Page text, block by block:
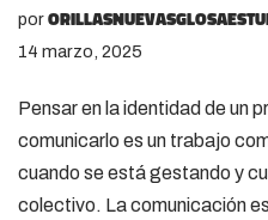
por
14 marzo, 2025
Pensar en la identidad de un
comunicarlo es un trabajo
cuando se está gestando y
colectivo. La comunicación